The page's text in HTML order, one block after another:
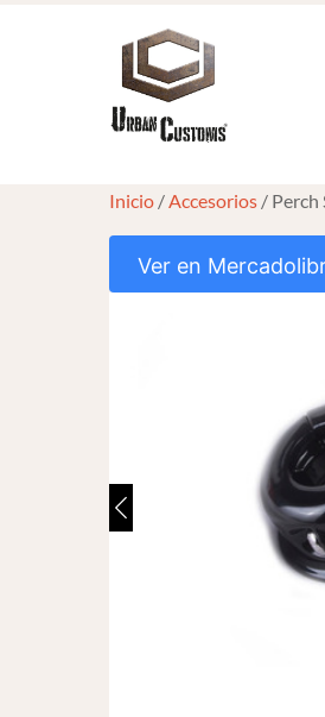
Inicio /Accesorios / Perch
Ver en